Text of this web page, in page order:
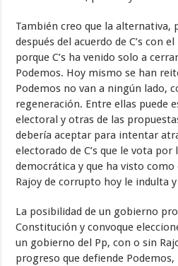
También creo que la alternativa,
después del acuerdo de C’s con
porque C’s ha venido solo a
Podemos. Hoy mismo se han
Podemos no van a ningún lado,
regeneración. Entre ellas puede
electoral y otras de las
debería aceptar para intentar
electorado de C’s que le vota
democrática y que ha visto como
Rajoy de corrupto hoy le indulta
La posibilidad de un gobierno
Constitución y convoque
un gobierno del Pp, con o sin
progreso que defiende